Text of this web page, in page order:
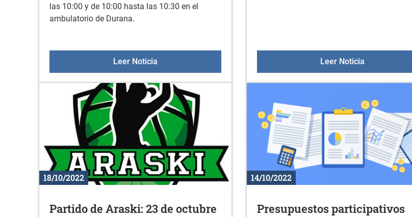
las 10:00 y de 10:00 hasta las 10:30 en el
ambulatorio de Durana.
Leer NoticiaInterrupción temporal del suministro eléctrico en Sologana y
Leer Noticia
18/10/2022
Partido de Araski: 23 de octubre
14/10/2022
Presupuestos participativos